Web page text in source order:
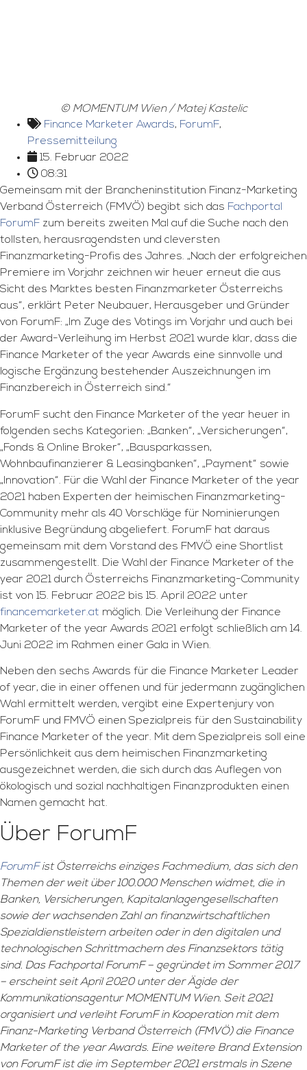
© MOMENTUM Wien / Matej Kastelic
Finance Marketer Awards, ForumF,
Pressemitteilung
15. Februar 2022
08:31
Gemeinsam mit der Brancheninstitution Finanz-Marketing
Verband Österreich (FMVÖ) begibt sich das Fachportal
ForumF zum bereits zweiten Mal auf die Suche nach den
tollsten, herausragendsten und cleversten
Finanzmarketing-Profis des Jahres. „Nach der erfolgreichen
Premiere im Vorjahr zeichnen wir heuer erneut die aus
Sicht des Marktes besten Finanzmarketer Österreichs
aus“, erklärt Peter Neubauer, Herausgeber und Gründer
von ForumF: „Im Zuge des Votings im Vorjahr und auch bei
der Award-Verleihung im Herbst 2021 wurde klar, dass die
Finance Marketer of the year Awards eine sinnvolle und
logische Ergänzung bestehender Auszeichnungen im
Finanzbereich in Österreich sind.“
ForumF sucht den Finance Marketer of the year heuer in
folgenden sechs Kategorien: „Banken“, „Versicherungen“,
„Fonds & Online Broker“, „Bausparkassen,
Wohnbaufinanzierer & Leasingbanken“, „Payment“ sowie
„Innovation“. Für die Wahl der Finance Marketer of the year
2021 haben Experten der heimischen Finanzmarketing-
Community mehr als 40 Vorschläge für Nominierungen
inklusive Begründung abgeliefert. ForumF hat daraus
gemeinsam mit dem Vorstand des FMVÖ eine Shortlist
zusammengestellt. Die Wahl der Finance Marketer of the
year 2021 durch Österreichs Finanzmarketing-Community
ist von 15. Februar 2022 bis 15. April 2022 unter
financemarketer.at möglich. Die Verleihung der Finance
Marketer of the year Awards 2021 erfolgt schließlich am 14.
Juni 2022 im Rahmen einer Gala in Wien.
Neben den sechs Awards für die Finance Marketer Leader
of year, die in einer offenen und für jedermann zugänglichen
Wahl ermittelt werden, vergibt eine Expertenjury von
ForumF und FMVÖ einen Spezialpreis für den Sustainability
Finance Marketer of the year. Mit dem Spezialpreis soll eine
Persönlichkeit aus dem heimischen Finanzmarketing
ausgezeichnet werden, die sich durch das Auflegen von
ökologisch und sozial nachhaltigen Finanzprodukten einen
Namen gemacht hat.
Über ForumF
ForumFist Österreichs einziges Fachmedium, das sich den
Themen der weit über 100.000 Menschen widmet, die in
Banken, Versicherungen, Kapitalanlagengesellschaften
sowie der wachsenden Zahl an finanzwirtschaftlichen
Spezialdienstleistern arbeiten oder in den digitalen und
technologischen Schrittmachern des Finanzsektors tätig
sind. Das Fachportal ForumF – gegründet im Sommer 2017
– erscheint seit April 2020 unter der Ägide der
Kommunikationsagentur MOMENTUM Wien. Seit 2021
organisiert und verleiht ForumF in Kooperation mit dem
Finanz-Marketing Verband Österreich (FMVÖ) die Finance
Marketer of the year Awards. Eine weitere Brand Extension
von ForumF ist die im September 2021 erstmals in Szene